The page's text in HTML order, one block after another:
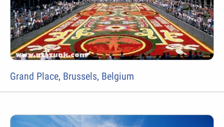
Grand Place, Brussels, Belgium